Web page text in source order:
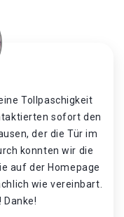
Tollpaschigkeit
sofort den
der die Tür im
konnten wir die
auf der Homepage
wie vereinbart.
Danke!